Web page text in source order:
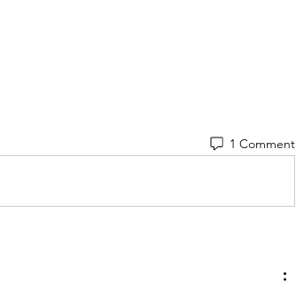
1 Comment